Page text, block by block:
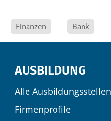
Finanzen Bank
AUSBILDUNG
Alle Ausbildungsstellen
Firmenprofile